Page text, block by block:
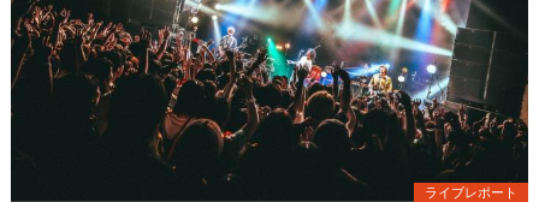
ライブレポート